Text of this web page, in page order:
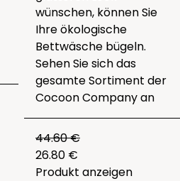
wünschen, können Sie
Ihre ökologische
Bettwäsche bügeln.
Sehen Sie sich das
gesamteSortiment der
Cocoon Companyan
44.60 €
26.80 €
Produkt anzeigen